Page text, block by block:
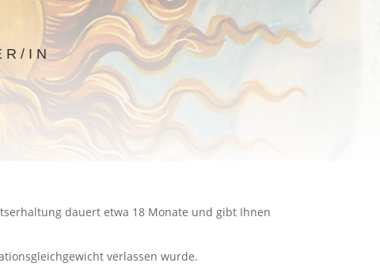
IN
dauert etwa 18 Monate und gibt Ihnen
verlassen wurde.